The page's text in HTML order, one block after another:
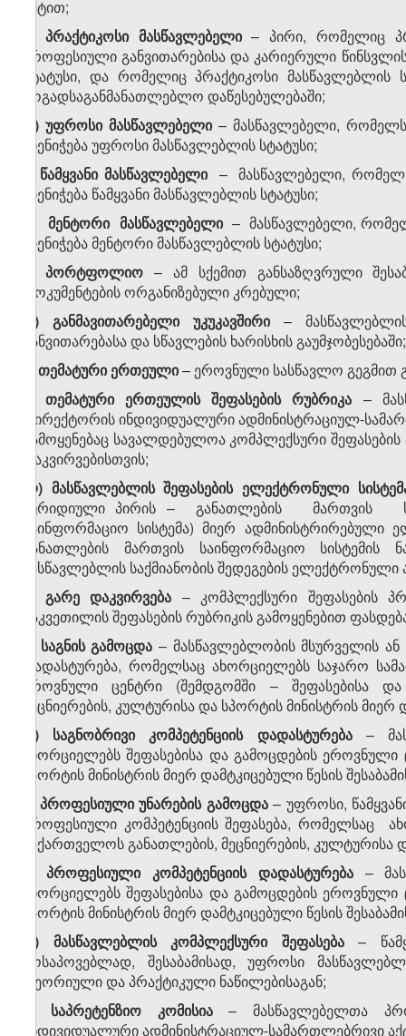
აქტით;
პრაქტიკოსი მასწავლებელი– პირი, რომელიც
პროფესიული განვითარებისა და კარიერული
სტატუსი, და რომელიც პრაქტიკოსი
ზოგადსაგანმანათლებლო დაწესებულებაში;
)უფროსი მასწავლებელი– მასწავლებელი,
მიენიჭება უფროსი მასწავლებლის სტატუსი;
წამყვანი მასწავლებელი– მასწავლებელი,
მიენიჭება წამყვანი მასწავლებლის სტატუსი;
)მენტორი მასწავლებელი– მასწავლებელი,
მიენიჭება მენტორი მასწავლებლის სტატუსი;
პორტფოლიო– ამ სქემით განსაზღვრული
დოკუმენტების ორგანიზებული კრებული;
თ)
განმავითარებელი უკუკავშირი–
განვითარებასა და სწავლების ხარისხის გაუმჯობესებაში;
ი) თემატური ერთეული– ეროვნული სასწავლო გეგმით
კ) თემატური ერთეულის შეფასებისრუბრიკა –
დირექტორის ინდივიდუალური ადმინისტრაციულ-
გამოყენებაც სავალდებულოა კომპლექსური
დაკვირვებისთვის;
ლ) მასწავლებლის შეფასების ელექტრონული
იურიდიული პირის – განათლების მართვის
საინფორმაციო სისტემა) მიერ
განათლების მართვის საინფორმაციო
მასწავლებლის საქმიანობის შედეგების ელექტრონული
გარე დაკვირვება – კომპლექსური შეფასების
გაკვეთილის შეფასების რუბრიკის გამოყენებით
საგნის გამოცდა – მასწავლებლობის მსურველის ან
დადასტურება, რომელსაც ახორციელებს
ეროვნული ცენტრი (შემდგომში – შეფასებისა
მეცნიერების, კულტურისა და სპორტის მინისტრის მიერ
ო) საგნობრივი კომპეტენციის დადასტურება–
ახორციელებს შეფასებისა და გამოცდების
სპორტის მინისტრის მიერ დამტკიცებული წესის
პროფესიული უნარების გამოცდა– უფროსი,
პროფესიული კომპეტენციის შეფასება,
საქართველოს განათლების, მეცნიერების, კულტურისა
ჟ) პროფესიული კომპეტენციის დადასტურება–
ახორციელებს შეფასებისა და გამოცდების
სპორტის მინისტრის მიერ დამტკიცებული წესის
რ)
მასწავლებლის კომპლექსური შეფასება–
მოსაპოვებლად, შესაბამისად, უფროსი
თეორიული და პრაქტიკული ნაწილებისაგან;
საპრეტენზიო კომისია– მასწავლებელთა
ინდივიდუალური ადმინისტრაციულ-სამართლებრივი